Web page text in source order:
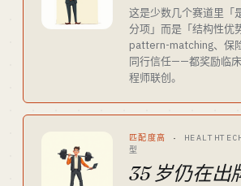
这是少数几个赛道里「
分项」而是「结构性优
pattern-matching、保
同行信任——都奖励临
程师联创。
匹配度高 ·
型
35 岁仍在出